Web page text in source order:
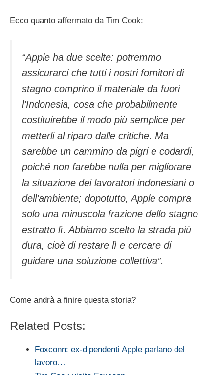
Ecco quanto affermato da Tim Cook:
“Apple ha due scelte: potremmo
assicurarci che tutti i nostri fornitori di
stagno comprino il materiale da fuori
l’Indonesia, cosa che probabilmente
costituirebbe il modo più semplice per
metterli al riparo dalle critiche. Ma
sarebbe un cammino da pigri e codardi,
poiché non farebbe nulla per migliorare
la situazione dei lavoratori indonesiani o
dell’ambiente; dopotutto, Apple compra
solo una minuscola frazione dello stagno
estratto lì. Abbiamo scelto la strada più
dura, cioè di restare lì e cercare di
guidare una soluzione collettiva”.
Come andrà a finire questa storia?
Related Posts:
Foxconn: ex-dipendenti Apple parlano del
lavoro…